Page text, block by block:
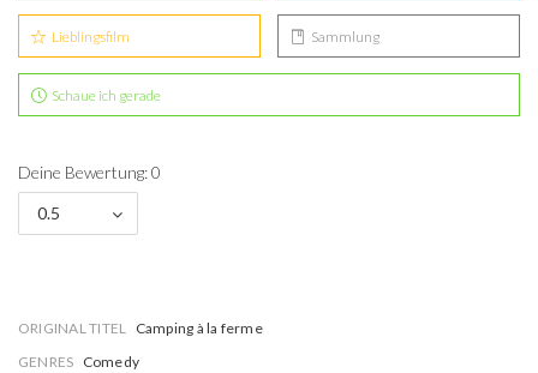
Lieblingsfilm Sammlung
Schaue ich gerade
Deine Bewertung: 0
0.5
ORIGINAL TITEL Camping à la ferme
GENRES Comedy